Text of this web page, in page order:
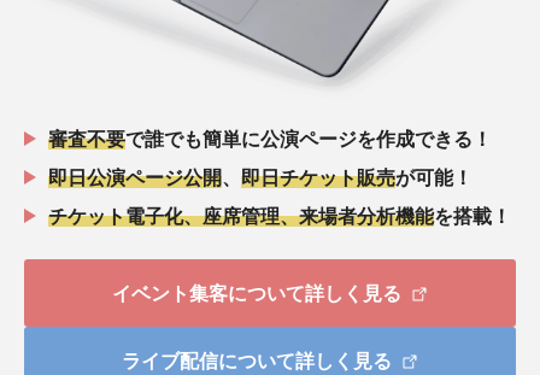
審査不要で誰でも簡単に公演ページを作成できる！
即日公演ページ公開
即日チケット販売が可能！
チケット電子化、座席管理、来場者分析機能を搭載！
イベント集客について詳しく見る
ライブ配信について詳しく見る